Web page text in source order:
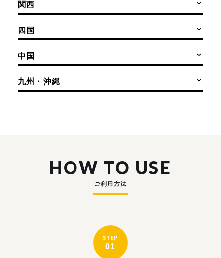
関西
四国
中国
九州・沖縄
HOW TO USE
ご利用方法
STEP
01